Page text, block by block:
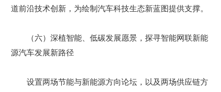
道前沿技术创新，为绘制汽车科技生态新蓝图提供支撑。
（六）深植智能、低碳发展愿景，探寻智能网联新能
源汽车发展新路径
设置两场节能与新能源方向论坛，以及两场供应链方